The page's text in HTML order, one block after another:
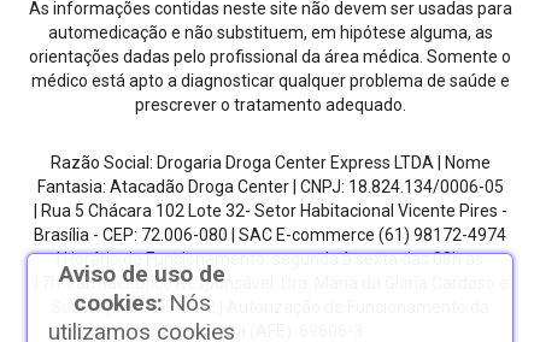
As informações contidas neste site não devem ser usadas para
automedicação e não substituem, em hipótese alguma, as
orientações dadas pelo profissional da área médica. Somente o
médico está apto a diagnosticar qualquer problema de saúde e
prescrever o tratamento adequado.
Razão Social: Drogaria Droga Center Express LTDA | Nome
Fantasia: Atacadão Droga Center | CNPJ: 18.824.134/0006-05
| Rua 5 Chácara 102 Lote 32- Setor Habitacional Vicente Pires -
Brasília - CEP: 72.006-080
| SAC E-commerce (61) 98172-4974
| Horário de Funcionamento: segunda à sexta das 08h as
17h.Farmacêutico Responsável: Dra. Maria da Glória Cardoso e
Sousa | CRF/DF: 4612 | Autorização de Funcionamento da
Empresa (AFE): 69606-3
Aviso de uso de
cookies: Nós
utilizamos cookies